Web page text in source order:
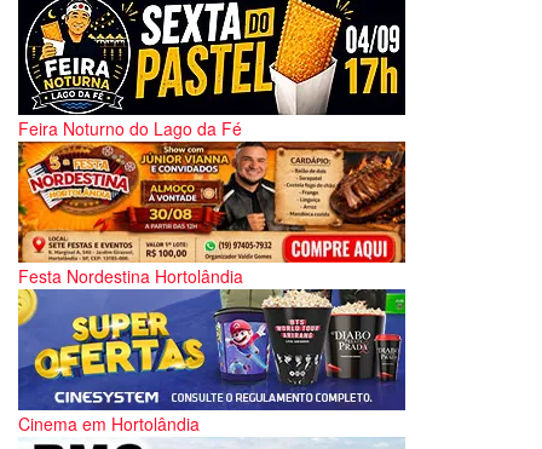
Feira Noturno do Lago da Fé
Festa Nordestina Hortolândia
Cinema em Hortolândia